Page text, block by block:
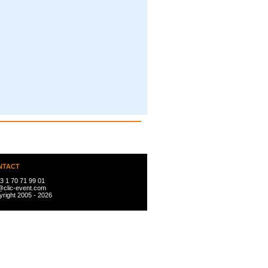
1 70 71 99 01
event.com
2005 - 2026